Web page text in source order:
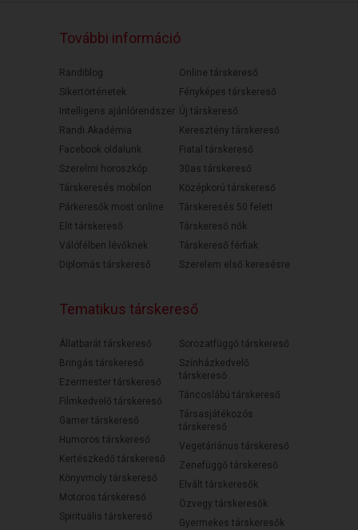
További információ
Randiblog
Sikertörténetek
Intelligens ajánlórendszer
Randi Akadémia
Facebook oldalunk
Szerelmi horoszkóp
Társkeresés mobilon
Párkeresők most online
Elit társkereső
Válófélben lévőknek
Diplomás társkereső
Online társkereső
Fényképes társkereső
Új társkereső
Keresztény társkereső
Fiatal társkereső
30as társkereső
Középkorú társkereső
Társkeresés 50 felett
Társkereső nők
Társkereső férfiak
Szerelem első keresésre
Tematikus társkereső
Állatbarát társkereső
Bringás társkereső
Ezermester társkereső
Filmkedvelő társkereső
Gamer társkereső
Humoros társkereső
Kertészkedő társkereső
Könyvmoly társkereső
Motoros társkereső
Spirituális társkereső
Sorozatfüggő társkereső
Színházkedvelő
társkereső
Táncoslábú társkereső
Társasjátékozós
társkereső
Vegetáriánus társkereső
Zenefüggő társkereső
Elvált társkeresők
Özvegy társkeresők
Gyermekes társkeresők